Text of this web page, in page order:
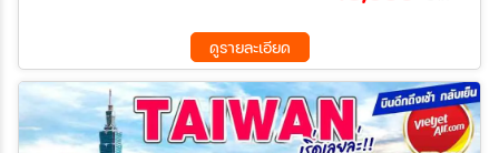
11 ก.ย. 69 - 15 ก.ย. 69
01 ต.ค. 69 - 05 ต.ค. 69
09 ต.ค. 69 - 13 ต.ค. 69
14 ต.ค. 69 - 18 ต.ค. 69
15 ต.ค. 69 - 19 ต.ค. 69
16 ต.ค. 69 - 20 ต.ค. 69
ดูรายละเอียด